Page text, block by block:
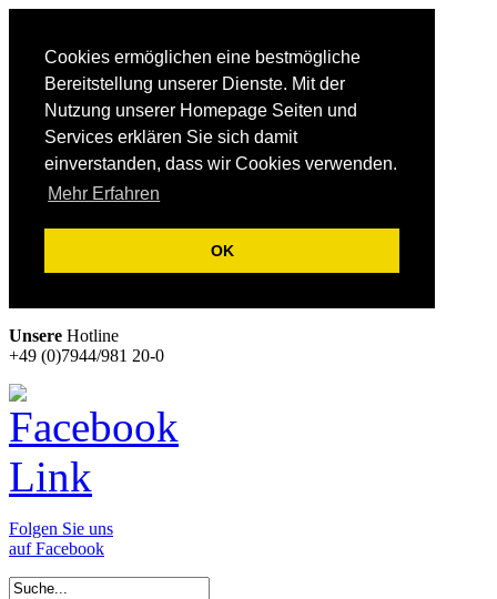
Cookies ermöglichen eine bestmögliche
Bereitstellung unserer Dienste. Mit der
Nutzung unserer Homepage Seiten und
Services erklären Sie sich damit
einverstanden, dass wir Cookies verwenden.
Mehr Erfahren
OK
Unsere Hotline
+49 (0)7944/981 20-0
Folgen Sie uns
auf Facebook